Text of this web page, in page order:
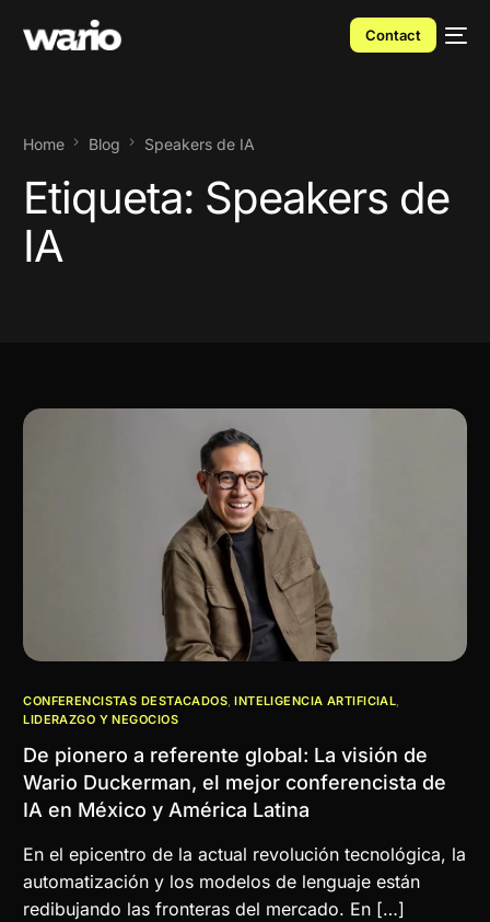
Contact
Home Blog Speakers de IA
Etiqueta: Speakers de
IA
CONFERENCISTAS DESTACADOS,INTELIGENCIA ARTIFICIAL,
LIDERAZGO Y NEGOCIOS
De pionero a referente global: La visión de
Wario Duckerman, el mejor conferencista de
IA en México y América Latina
En el epicentro de la actual revolución tecnológica, la
automatización y los modelos de lenguaje están
redibujando las fronteras del mercado. En […]